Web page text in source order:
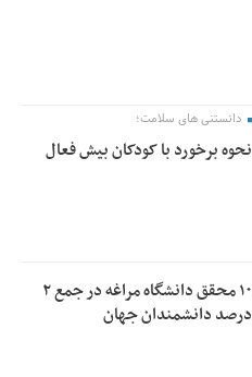
دانستنی های سلامت؛
نحوه برخورد با کودکان بیش فعال
۱۰ محقق دانشگاه مراغه در جمع ۲
درصد دانشمندان جهان